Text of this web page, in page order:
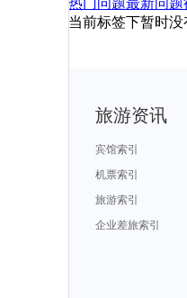
当前标签下暂时没
旅游资讯
宾馆索引
机票索引
旅游索引
企业差旅索引